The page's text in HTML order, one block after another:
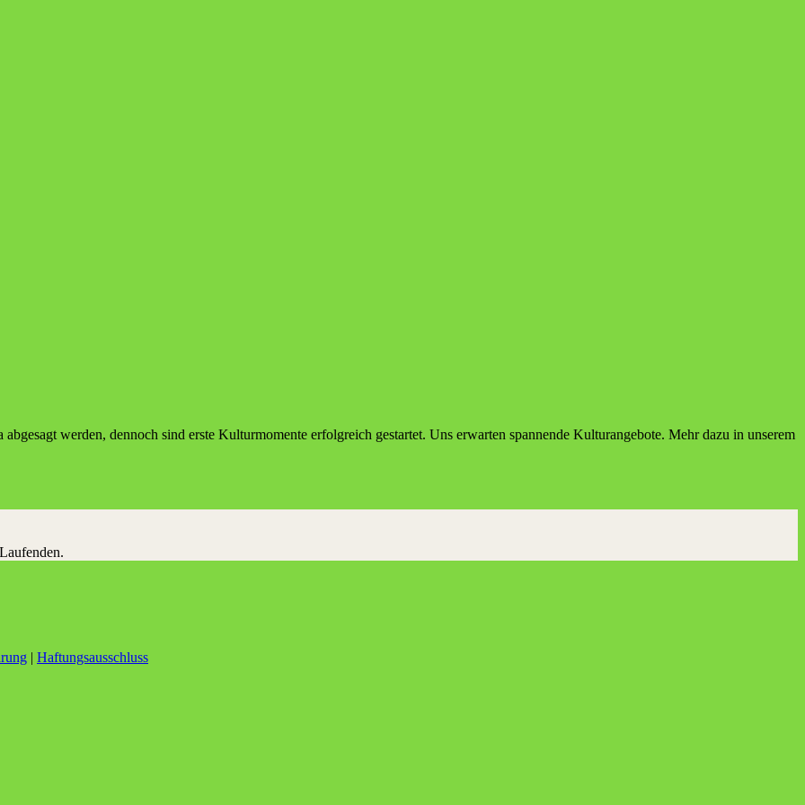
wer­den, den­noch sind ers­te Kul­tur­mo­men­te erfolg­reich gestar­tet. Uns erwar­ten span­nen­de Kul­tur­ange­bo­te. Mehr dazu in unse­rem
| Haftungsausschluss